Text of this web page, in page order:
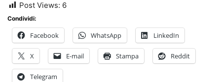
Post Views: 6
Condividi:
Facebook WhatsApp LinkedIn
X E-mail Stampa Reddit
Telegram